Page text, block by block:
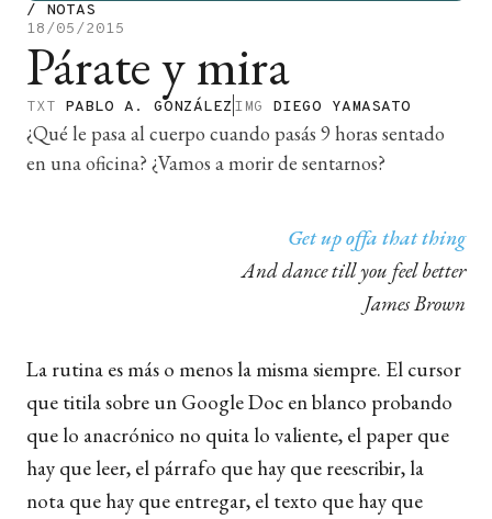
/ NOTAS
18/05/2015
Párate y mira
TXT PABLO A. GONZÁLEZ IMG DIEGO YAMASATO
¿Qué le pasa al cuerpo cuando pasás 9 horas sentado
en una oficina? ¿Vamos a morir de sentarnos?
Get up offa that thing
And dance till you feel better
James Brown
La rutina es más o menos la misma siempre. El cursor
que titila sobre un Google Doc en blanco probando
que lo anacrónico no quita lo valiente, el paper que
hay que leer, el párrafo que hay que reescribir, la
nota que hay que entregar, el texto que hay que